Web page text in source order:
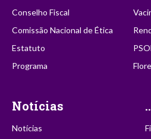
Conselho Fiscal
Comissão Nacional de Ética
Estatuto
Programa
Notícias
Notícias